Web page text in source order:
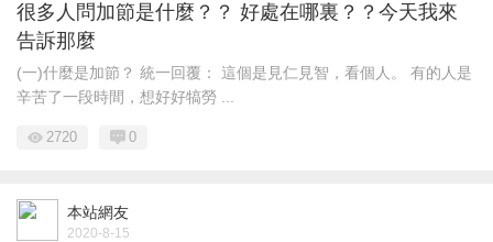
很多人問加節是什麼？？ 好處在哪裏？？今天我來
告訴那麼
(一)什麼是加節？ 統一回覆： 這個是見仁見智，看個人。 有的人是
辛苦了一段時間，想好好犒勞 ...
2720 0
本站網友
2020-8-15